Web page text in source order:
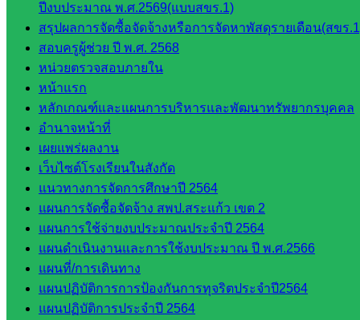
ปีงบประมาณ พ.ศ.2569(แบบสขร.1)
สรุปผลการจัดซื้อจัดจ้างหรือการจัดหาพัสดุรายเดือน(สขร
สอบครูผู้ช่วย ปี พ.ศ. 2568
หน่วยตรวจสอบภายใน
หน้าแรก
หลักเกณฑ์และแผนการบริหารและพัฒนาทรัพยากรบุคคล
อำนาจหน้าที่
เผยแพร่ผลงาน
เว็บไซต์โรงเรียนในสังกัด
แนวทางการจัดการศึกษาปี 2564
แผนการจัดซื้อจัดจ้าง สพป.สระแก้ว เขต 2
แผนการใช้จ่ายงบประมาณประจำปี 2564
แผนดำเนินงานและการใช้งบประมาณ ปี พ.ศ.2566
แผนที่/การเดินทาง
แผนปฏิบัติการการป้องกันการทุจริตประจำปี2564
แผนปฏิบัติการประจำปี 2564
และประ
เมินผลฯ
::: ©2021 sakarea2.go.th. All rights reserved. Design By SK2 ICT
TEAM :::
สอบถามได้นะคะ
Line
Tel 037-232263: